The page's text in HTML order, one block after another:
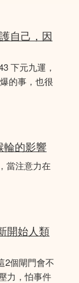
自己，因
下元九運，
的事，也很
輪的影響
當注意力在
開始人類
2個閘門會不
力，怕事件